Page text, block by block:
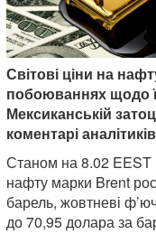
Світові ціни на
побоюваннях щодо
Мексиканській
коментарі
Станом на 8.02 EEST
нафту марки Brent
барель, жовтневі
до 70,95 долара за